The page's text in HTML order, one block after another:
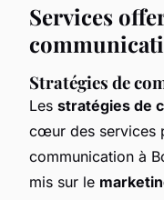
Services
Stratégies de
Les stratégies de
cœur des services
communication à
mis sur le